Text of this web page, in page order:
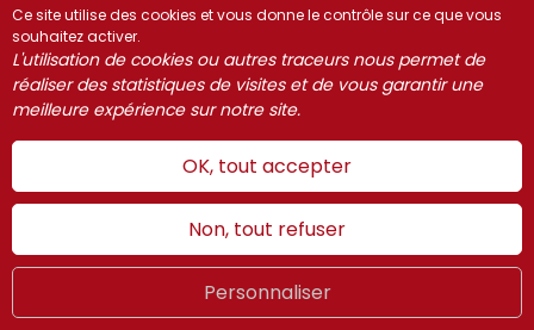
LIVE
Téléchargement
Communiqué de presse 24.02.2019( 241.32
Ko )
Ce site utilise des cookies et vous donne le contrôle sur ce que vous
souhaitez activer.
L'utilisation de cookies ou autres traceurs nous permet de
réaliser des statistiques de visites et de vous garantir une
meilleure expérience sur notre site.
OK, tout accepter
Non, tout refuser
Personnaliser